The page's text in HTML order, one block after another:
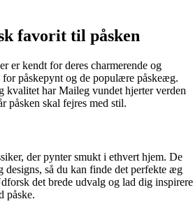
favorit til påsken
er kendt for deres charmerende og
påskepynt og de populære påskeæg.
kvalitet har Maileg vundet hjerter verden
påsken skal fejres med stil.
der pynter smukt i ethvert hjem. De
designs, så du kan finde det perfekte æg
det brede udvalg og lad dig inspirere
påske.